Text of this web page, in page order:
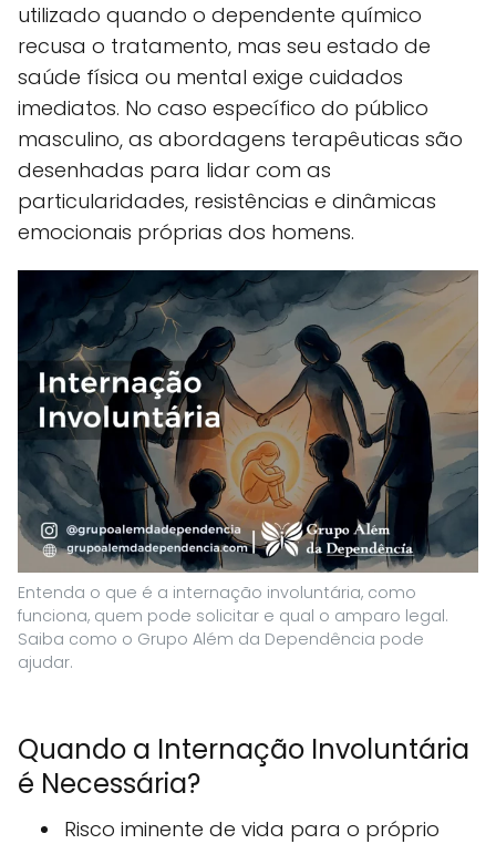
utilizado quando o dependente químico
recusa o tratamento, mas seu estado de
saúde física ou mental exige cuidados
imediatos. No caso específico do público
masculino, as abordagens terapêuticas são
desenhadas para lidar com as
particularidades, resistências e dinâmicas
emocionais próprias dos homens.
Entenda o que é a internação involuntária, como
funciona, quem pode solicitar e qual o amparo legal.
Saiba como o Grupo Além da Dependência pode
ajudar.
Quando a Internação Involuntária
é Necessária?
Risco iminente de vida para o próprio